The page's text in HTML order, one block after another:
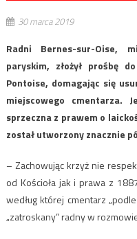
30 marca 2019
Radni Bernes-sur-Oise,
paryskim, złożył prośbę
Pontoise, domagając się
miejscowego cmentarza.
sprzeczna z prawem o
został utworzony znacznie
– Zachowując krzyż nie
od Kościoła jak i prawa z
według której cmentarz
„zatroskany” radny w